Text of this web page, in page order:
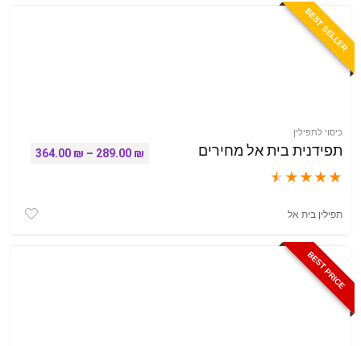
BEST SELLER
כיסוי לתפילין
תפידנית בית אל מחירים
★
★
★
★
★
289.00 ₪
–
364.00 ₪ טווח מחירים:
תפילין בית אל
BEST PRICE